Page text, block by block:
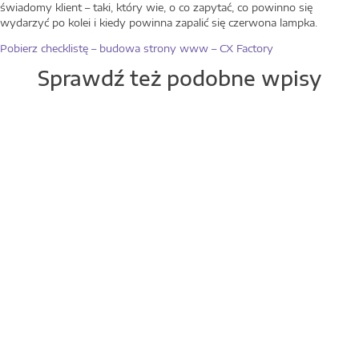
świadomy klient – taki, który wie, o co zapytać, co powinno się
wydarzyć po kolei i kiedy powinna zapalić się czerwona lampka.
Pobierz checklistę – budowa strony www – CX Factory
Sprawdź też podobne wpisy